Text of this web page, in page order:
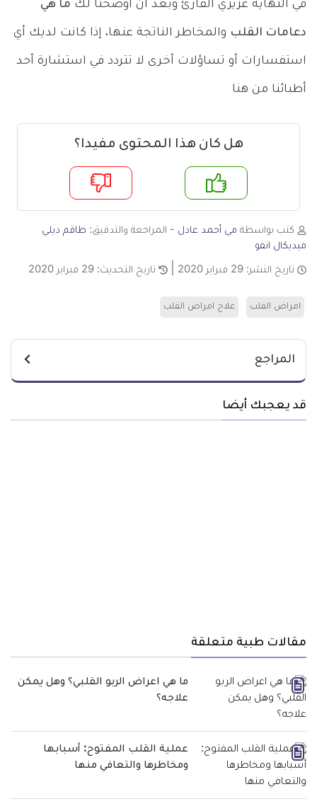
في النهاية عزيزي القارئ وبعد أن أوضحنا لك ما هي
دعامات القلب والمخاطر الناتجة عنها، إذا كانت لديك أي
استفسارات أو تساؤلات أخرى لا تتردد في استشارة أحد
أطبائنا من هنا
هل كان هذا المحتوى مفيدا؟
لا
كتب بواسطة مي أحمد عادل - المراجعة والتدقيق: طاقم ديلي
ميديكال انفو
تاريخ النشر: 29 فبراير 2020 تاريخ التحديث: 29 فبراير 2020
امراض القلب علاج امراض القلب
المراجع
قد يعجبك أيضا
مقالات طبية متعلقة
ما هي اعراض الربو القلبي؟ وهل يمكن
علاجه؟
عملية القلب المفتوح: أسبابها
ومخاطرها والتعافي منها